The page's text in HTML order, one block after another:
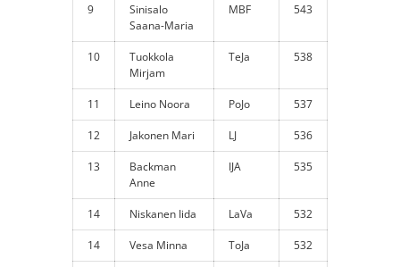
9
Sinisalo
Saana-Maria
MBF 543
10
Tuokkola
Mirjam
TeJa 538
11 Leino Noora PoJo 537
12 Jakonen Mari LJ 536
13
Backman
Anne
IJA 535
14 Niskanen Iida LaVa 532
14 Vesa Minna ToJa 532